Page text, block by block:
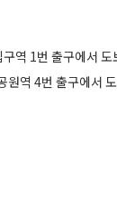
역 1번 출구에서 도
원역 4번 출구에서